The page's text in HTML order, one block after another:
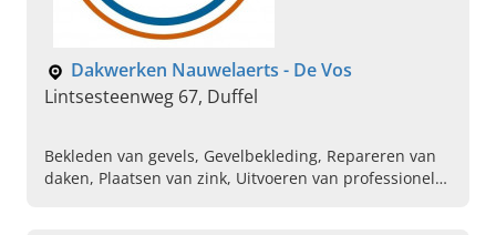
Dakwerken Nauwelaerts - De Vos
Lintsesteenweg 67, Duffel
Bekleden van gevels, Gevelbekleding, Repareren van
daken, Plaatsen van zink, Uitvoeren van professionele